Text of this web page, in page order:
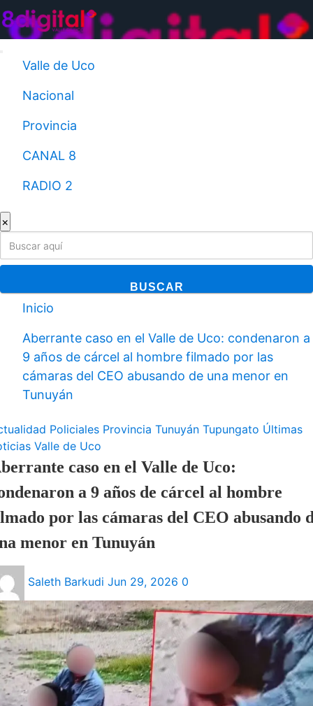
Saltar
al
contenido
Valle de Uco
Nacional
Provincia
CANAL 8
RADIO 2
×
BUSCAR
Inicio
Aberrante caso en el Valle de Uco: condenaron a
9 años de cárcel al hombre filmado por las
cámaras del CEO abusando de una menor en
Tunuyán
Policiales Provincia Tunuyán Tupungato Últimas
Valle de Uco
caso en el Valle de Uco:
a 9 años de cárcel al hombre
por las cámaras del CEO abusando
menor en Tunuyán
Saleth Barkudi Jun 29, 2026 0